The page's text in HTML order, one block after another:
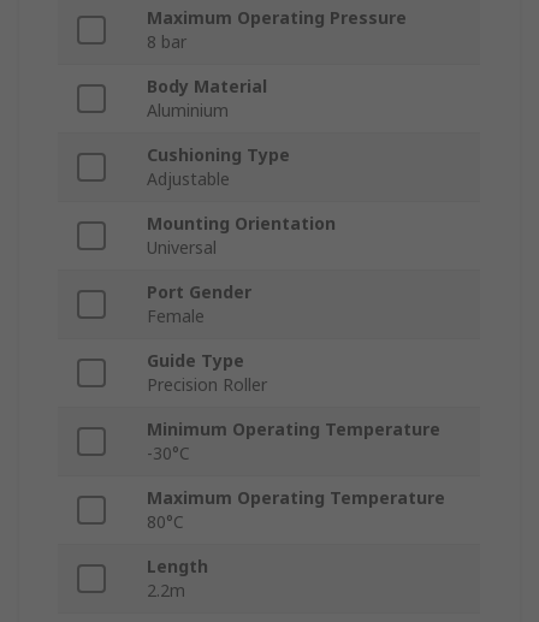
Maximum Operating Pressure
8 bar
Body Material
Aluminium
Cushioning Type
Adjustable
Mounting Orientation
Universal
Port Gender
Female
Guide Type
Precision Roller
Minimum Operating Temperature
-30°C
Maximum Operating Temperature
80°C
Length
2.2m